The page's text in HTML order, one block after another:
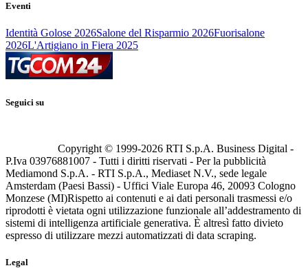
Eventi
Identità Golose 2026Salone del Risparmio 2026Fuorisalone
2026L'Artigiano in Fiera 2025
Seguici su
Copyright © 1999-2026 RTI S.p.A. Business Digital -
P.Iva 03976881007 - Tutti i diritti riservati - Per la pubblicità
Mediamond S.p.A. - RTI S.p.A., Mediaset N.V., sede legale
Amsterdam (Paesi Bassi) - Uffici Viale Europa 46, 20093 Cologno
Monzese (MI)Rispetto ai contenuti e ai dati personali trasmessi e/o
riprodotti è vietata ogni utilizzazione funzionale all’addestramento di
sistemi di intelligenza artificiale generativa. È altresì fatto divieto
espresso di utilizzare mezzi automatizzati di data scraping.
Legal